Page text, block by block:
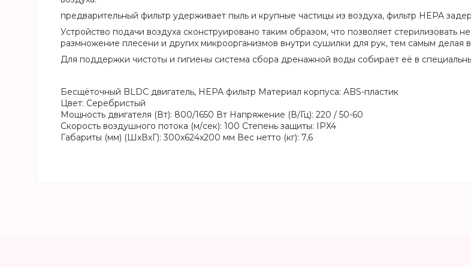
предварительный фильтр удерживает пыль и крупные частицы из воздуха, фильтр HEPA
Устройство подачи воздуха сконструировано таким образом, что позволяет стерилизовать
размножение плесени и других микроорганизмов внутри сушилки для рук, тем самым делая
Для поддержки чистоты и гигиены система сбора дренажной воды собирает её в
Бесщёточный BLDC двигатель, HEPA фильтр Материал корпуса: ABS-пластик
Цвет: Серебристый
Мощность двигателя (Вт): 800/1650 Вт Напряжение (В/Гц): 220 / 50-60
Скорость воздушного потока (м/сек): 100 Степень защиты: IPX4
Габариты (мм) (ШхВхГ): 300x624x200 мм Вес нетто (кг): 7,6